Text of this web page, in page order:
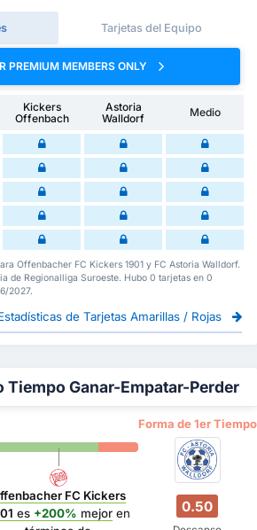
Tarjetas del Equipo
PREMIUM MEMBERS ONLY
Kickers
Offenbach
Astoria
Walldorf
Medio
Offenbacher FC Kickers 1901 y FC Astoria Walldorf.
de Regionalliga Suroeste. Hubo 0 tarjetas en 0
2027.
de Tarjetas Amarillas / Rojas
Tiempo Ganar-Empatar-Perder
Forma de 1er Tiempo
FC Kickers
es +200% mejoren
0.50